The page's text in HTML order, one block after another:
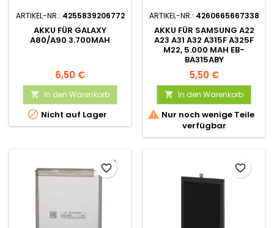
ARTIKEL-NR.: 4255839206772
AKKU FÜR GALAXY
A80/A90 3.700MAH
6,50 €
 In den Warenkorb
 Nicht auf Lager
ARTIKEL-NR.: 4260665667338
AKKU FÜR SAMSUNG A22
A23 A31 A32 A315F A325F
M22, 5.000 MAH EB-
BA315ABY
5,50 €
 In den Warenkorb
 Nur noch wenige Teile
verfügbar
favorite_border favorite_border